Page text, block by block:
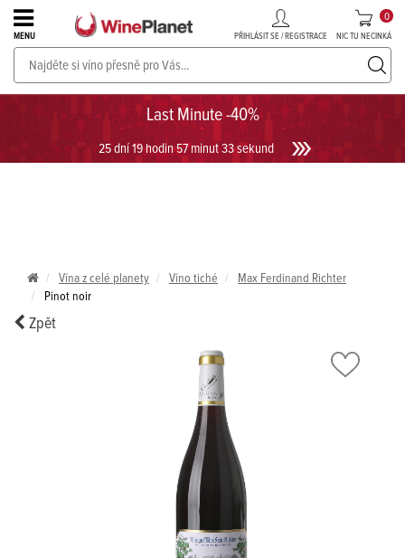
Last Minute -40%
25 dní 19 hodin 57 minut 33 sekund
MENU PŘIHLÁSIT SE / REGISTRACE NIC TU NECINKÁ
0
PROSECCO v akci až do -30%!UKÁZAT PROSECCO
Vína z celé planety Víno tiché
Max Ferdinand Richter
Pinot noir
Zpět